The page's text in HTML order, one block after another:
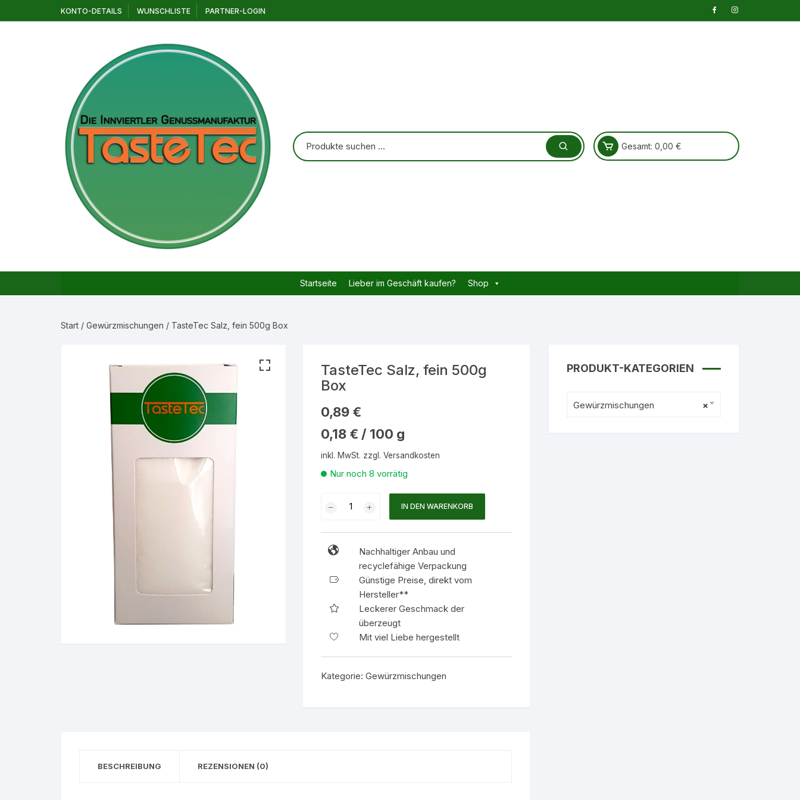
Inhalt
KONTO-DETAILS WUNSCHLISTE PARTNER-LOGIN
Gesamt: 0,00 €
Startseite Lieber im Geschäft kaufen? Shop
Start / Gewürzmischungen / TasteTec Salz, fein 500g Box
TasteTec Salz, fein 500g
Box
0,89 €
0,18 € / 100 g
inkl. MwSt. zzgl.Versandkosten
Nur noch 8 vorrätig
500g
Box
IN DEN WARENKORB
Nachhaltiger Anbau und
recyclefähige Verpackung
Günstige Preise, direkt vom
Hersteller**
Leckerer Geschmack der
überzeugt
Mit viel Liebe hergestellt
Kategorie:Gewürzmischungen
BESCHREIBUNG REZENSIONEN (0)
PRODUKT-KATEGORIEN
×
Gewürzmischungen